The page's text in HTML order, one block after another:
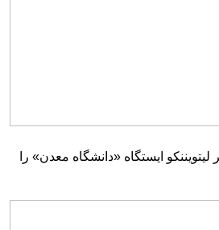
لیتویننکو ایستگاه «دانشگاه معدن» را